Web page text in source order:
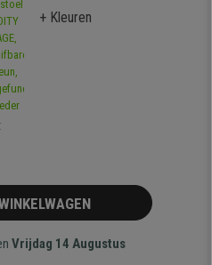
+ Kleuren
Vrijdag 14 Augustus